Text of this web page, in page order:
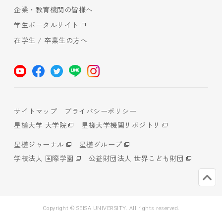
企業・教育機関の皆様へ
学生ポータルサイト
在学生 / 卒業生の方へ
サイトマップ
プライバシーポリシー
星槎大学 大学院
星槎大学機関リポジトリ
星槎ジャーナル
星槎グループ
学校法人 国際学園
公益財団法人 世界こども財団
Copyright © SEISA UNIVERSITY. All rights reserved.